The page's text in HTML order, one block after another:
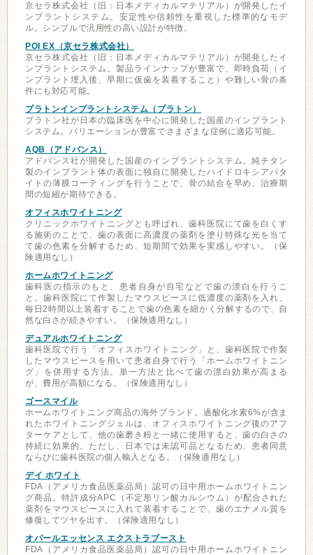
京セラ株式会社（旧：日本メディカルマテリアル）が開発したイ
ンプラントシステム。安定性や信頼性を重視した標準的なモデ
ル。シンプルで汎用性の高い設計が特徴。
POI EX（京セラ株式会社）
京セラ株式会社（旧：日本メディカルマテリアル）が開発したイ
ンプラントシステム。製品ラインナップが豊富で、即時負荷（イ
ンプラント埋入後、早期に仮歯を装着すること）や難しい骨の条
件にも対応可能。
プラトンインプラントシステム（プラトン）
プラトン社が日本の臨床医を中心に開発した国産のインプラント
システム。バリエーションが豊富でさまざまな症例に適応可能。
AQB（アドバンス）
アドバンス社が開発した国産のインプラントシステム。純チタン
製のインプラント体の表面に独自に開発したハイドロキシアパタ
イトの薄膜コーティングを行うことで、骨の結合を早め、治療期
間の短縮が期待できる。
オフィスホワイトニング
クリニックホワイトニングとも呼ばれ、歯科医院にて歯を白くす
る施術のことで、歯の表面に高濃度の薬剤を塗り特殊な光を当て
て歯の色素を分解するため、短期間で効果を実感しやすい。（保
険適用なし）
ホームホワイトニング
歯科医の指示のもと、患者自身が自宅などで歯の漂白を行うこ
と。歯科医院にて作製したマウスピースに低濃度の薬剤を入れ、
毎日2時間以上装着することで歯の色素を細かく分解するので、自
然な白さが続きやすい。（保険適用なし）
デュアルホワイトニング
歯科医院で行う「オフィスホワイトニング」と、歯科医院で作製
したマウスピースを用いて患者自身で行う「ホームホワイトニン
グ」を併用する方法。単一方法と比べて歯の漂白効果が高まる
が、費用が高額になる。（保険適用なし）
ゴースマイル
ホームホワイトニング商品の海外ブランド。過酸化水素6%が含ま
れたホワイトニングジェルは、オフィスホワイトニング後のアフ
ターケアとして、他の歯磨き粉と一緒に使用すると、歯の白さの
持続に効果的。ただし、日本では未認可品となるため、患者同意
ならびに歯科医院の個人輸入となる。（保険適用なし）
デイ ホワイト
FDA（アメリカ食品医薬品局）認可の日中用ホームホワイトニン
グ商品。特許成分APC（不定形リン酸カルシウム）が配合された
薬剤をマウスピースに入れて装着することで、歯のエナメル質を
修復してツヤを出す。（保険適用なし）
オパールエッセンス エクストラブースト
FDA（アメリカ食品医薬品局）認可の日中用ホームホワイトニン